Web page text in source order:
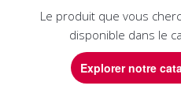
Le produit que vous
disponible dans le
Explorer notre